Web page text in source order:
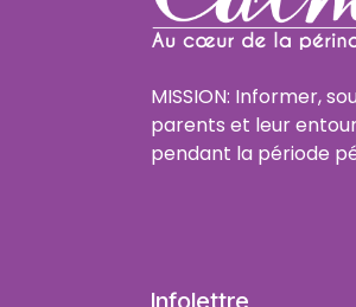
Infolettre
MISSION: Informer,
parents et leur
pendant la période